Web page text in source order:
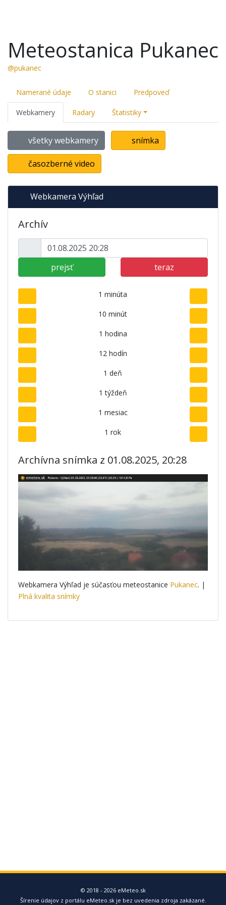
Meteostanica Pukanec
@pukanec
Namerané údaje O stanici Predpoveď
Webkamery Radary Štatistiky
všetky webkamery snímka
časozberné video
Webkamera Výhľad
Archív
prejsť teraz
1 minúta
10 minút
1 hodina
12 hodín
1 deň
1 týždeň
1 mesiac
1 rok
Archívna snímka z 01.08.2025, 20:28
Webkamera Výhľad je súčasťou meteostanice Pukanec. |
Plná kvalita snímky
© 2018 - 2026 eMeteo.sk
Šírenie údajov z portálu eMeteo.sk je bez uvedenia zdroja zakázané.